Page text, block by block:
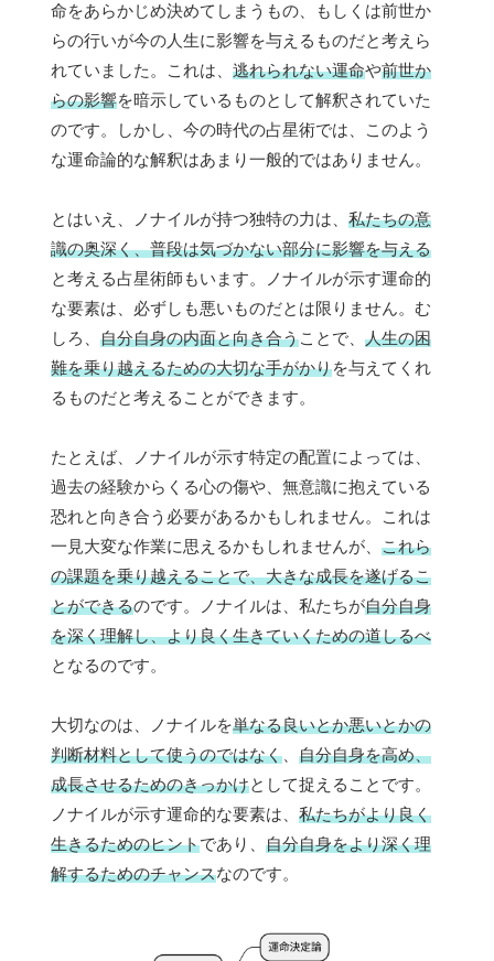
命をあらかじめ決めてしまうもの、もしくは前世か
らの行いが今の人生に影響を与えるものだと考えら
れていました。これは、 逃れられない運命や前世か
らの影響を暗示しているものとして解釈されていた
のです。しかし、今の時代の占星術では、このよう
な運命論的な解釈はあまり一般的ではありません。
とはいえ、ノナイルが持つ独特の力は、 私たちの意
識の奥深く、普段は気づかない部分に影響を与える
と考える占星術師もいます。ノナイルが示す運命的
な要素は、必ずしも悪いものだとは限りません。む
しろ、 自分自身の内面と向き合うことで、 人生の困
難を乗り越えるための大切な手がかりを与えてくれ
るものだと考えることができます。
たとえば、ノナイルが示す特定の配置によっては、
過去の経験からくる心の傷や、無意識に抱えている
恐れと向き合う必要があるかもしれません。これは
一見大変な作業に思えるかもしれませんが、 これら
の課題を乗り越えることで、大きな成長を遂げるこ
とができるのです。ノナイルは、私たちが自分自身
を深く理解し、より良く生きていくための道しるべ
となるのです。
大切なのは、ノナイルを単なる良いとか悪いとかの
判断材料として使うのではなく
自分自身を高め、
成長させるためのきっかけとして捉えることです。
ノナイルが示す運命的な要素は、 私たちがより良く
生きるためのヒントであり、 自分自身をより深く理
解するためのチャンスなのです。